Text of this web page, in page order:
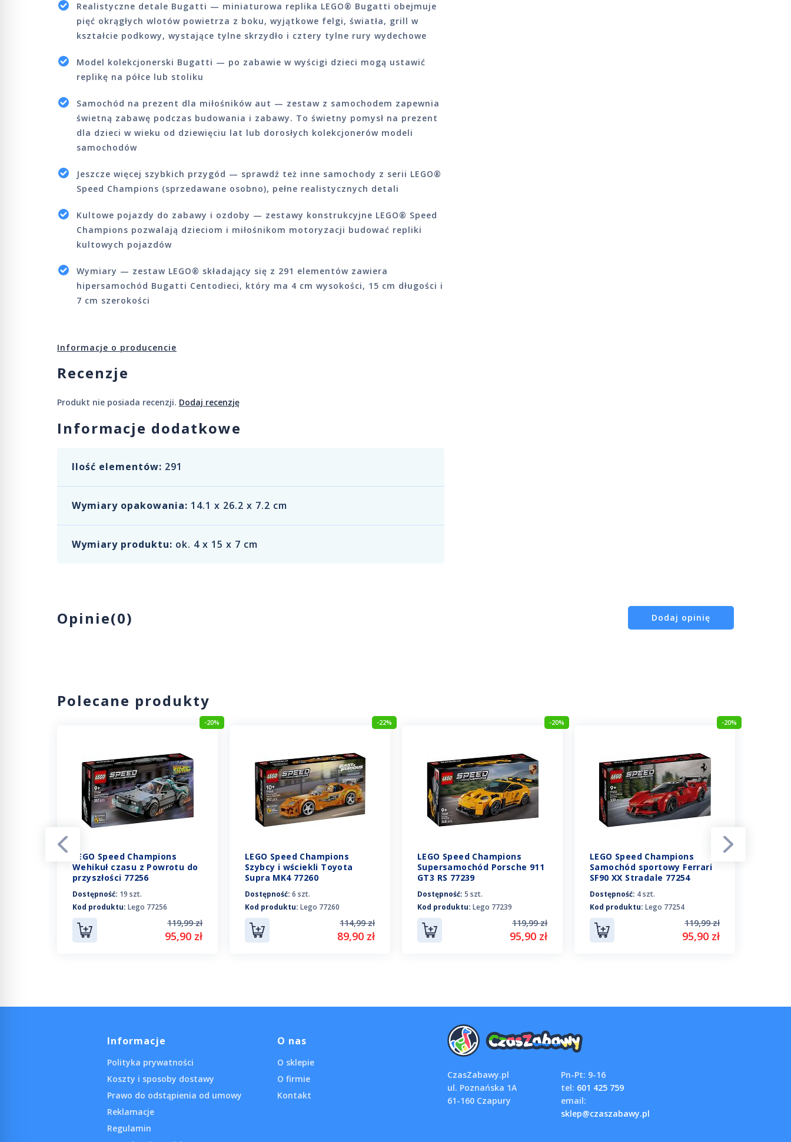
Realistyczne detale Bugatti — miniaturowa replika LEGO® Bugatti obejmuje
pięć okrągłych wlotów powietrza z boku, wyjątkowe felgi, światła, grill w
kształcie podkowy, wystające tylne skrzydło i cztery tylne rury wydechowe
Model kolekcjonerski Bugatti — po zabawie w wyścigi dzieci mogą ustawić
replikę na półce lub stoliku
Samochód na prezent dla miłośników aut — zestaw z samochodem zapewnia
świetną zabawę podczas budowania i zabawy. To świetny pomysł na prezent
dla dzieci w wieku od dziewięciu lat lub dorosłych kolekcjonerów modeli
samochodów
Jeszcze więcej szybkich przygód — sprawdź też inne samochody z serii LEGO®
Speed Champions (sprzedawane osobno), pełne realistycznych detali
Kultowe pojazdy do zabawy i ozdoby — zestawy konstrukcyjne LEGO® Speed
Champions pozwalają dzieciom i miłośnikom motoryzacji budować repliki
kultowych pojazdów
Wymiary — zestaw LEGO® składający się z 291 elementów zawiera
hipersamochód Bugatti Centodieci, który ma 4 cm wysokości, 15 cm długości i
7 cm szerokości
Informacje o producencie
Recenzje
Produkt nie posiada recenzji. Dodaj recenzję
Informacje dodatkowe
Ilość elementów: 291
Wymiary opakowania: 14.1 x 26.2 x 7.2 cm
Wymiary produktu: ok. 4 x 15 x 7 cm
Opinie(0) Dodaj opinię
Polecane produkty
-20%
LEGO Speed Champions
Wehikuł czasu z Powrotu do
przyszłości 77256
Dostępność: 19 szt.
Kod produktu: Lego 77256
119,99 zł
95,90 zł
-22%
LEGO Speed Champions
Szybcy i wściekli Toyota
Supra MK4 77260
Dostępność: 6 szt.
Kod produktu: Lego 77260
114,99 zł
89,90 zł
-20%
LEGO Speed Champions
Supersamochód Porsche 911
GT3 RS 77239
Dostępność: 5 szt.
Kod produktu: Lego 77239
119,99 zł
95,90 zł
-20%
LEGO Speed Champions
Samochód sportowy Ferrari
SF90 XX Stradale 77254
Dostępność: 4 szt.
Kod produktu: Lego 77254
119,99 zł
95,90 zł
Informacje
Polityka prywatności
Koszty i sposoby dostawy
Prawo do odstąpienia od umowy
Reklamacje
Regulamin
O nas
O sklepie
O firmie
Kontakt
CzasZabawy.pl
ul. Poznańska 1A
61-160 Czapury
Pn-Pt: 9-16
tel: 601 425 759
email:
sklep@czaszabawy.pl